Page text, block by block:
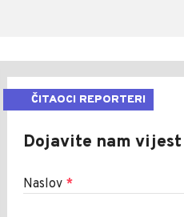
ČITAOCI REPORTERI
Dojavite nam vijest
Naslov *